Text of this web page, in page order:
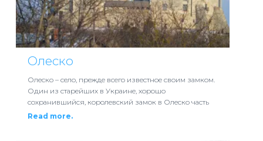
Олеско
Олеско – село, прежде всего известное своим замком.
Один из старейших в Украине, хорошо
сохранившийся, королевский замок в Олеско часть
Read more.